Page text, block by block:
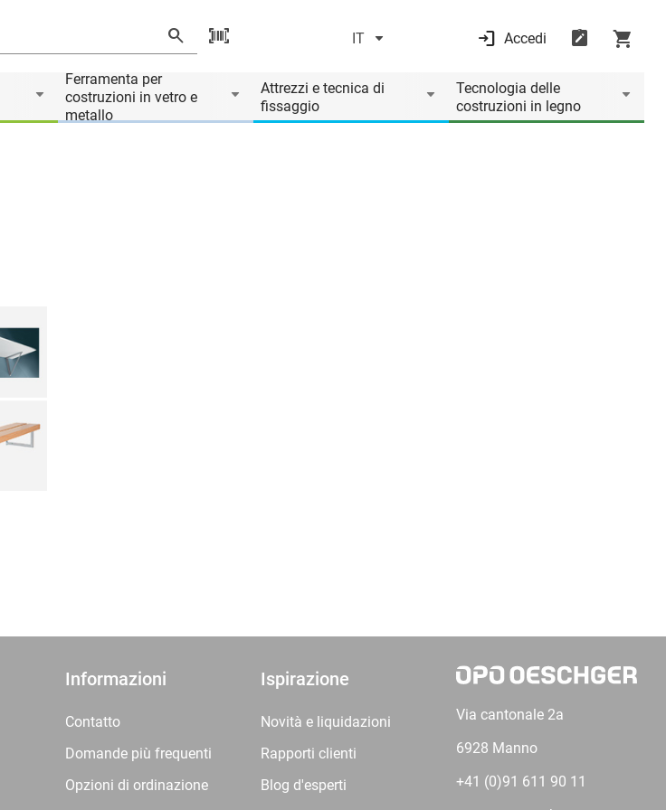
IT Accedi
Ferramenta per
costruzioni in vetro e
metallo
Attrezzi e tecnica di
fissaggio
Tecnologia delle
costruzioni in legno
Informazioni
Contatto
Domande più frequenti
Opzioni di ordinazione
Ispirazione
Novità e liquidazioni
Rapporti clienti
Blog d'esperti
Via cantonale 2a
6928 Manno
+41 (0)91 611 90 11